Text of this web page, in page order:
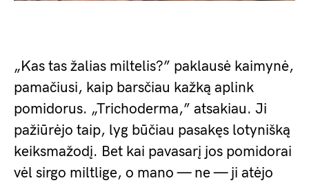
„Kas tas žalias miltelis?” paklausė kaimynė,
pamačiusi, kaip barsčiau kažką aplink
pomidorus. „Trichoderma,” atsakiau. Ji
pažiūrėjo taip, lyg būčiau pasakęs lotynišką
keiksmažodį. Bet kai pavasarį jos pomidorai
vėl sirgo miltlige, o mano — ne — ji atėjo